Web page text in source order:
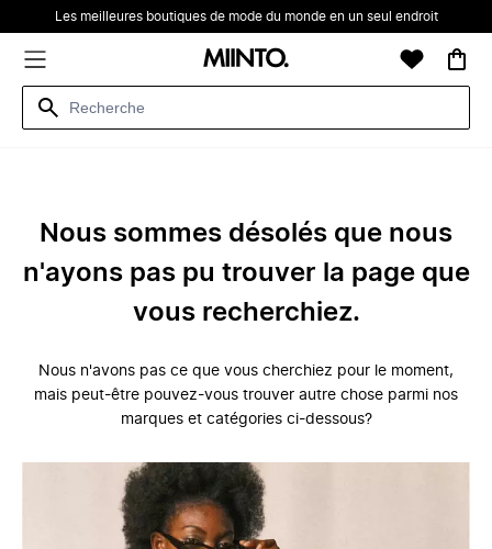
Les meilleures boutiques de mode du monde en un seul endroit
Nous sommes désolés que nous
n'ayons pas pu trouver la page que
vous recherchiez.
Nous n'avons pas ce que vous cherchiez pour le moment,
mais peut-être pouvez-vous trouver autre chose parmi nos
marques et catégories ci-dessous?